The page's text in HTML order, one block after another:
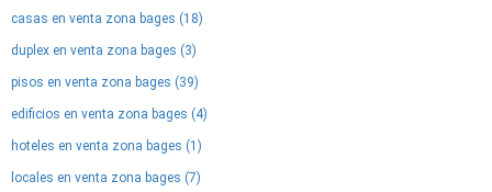
casas en venta zona bages (18)
duplex en venta zona bages (3)
pisos en venta zona bages (39)
edificios en venta zona bages (4)
hoteles en venta zona bages (1)
locales en venta zona bages (7)